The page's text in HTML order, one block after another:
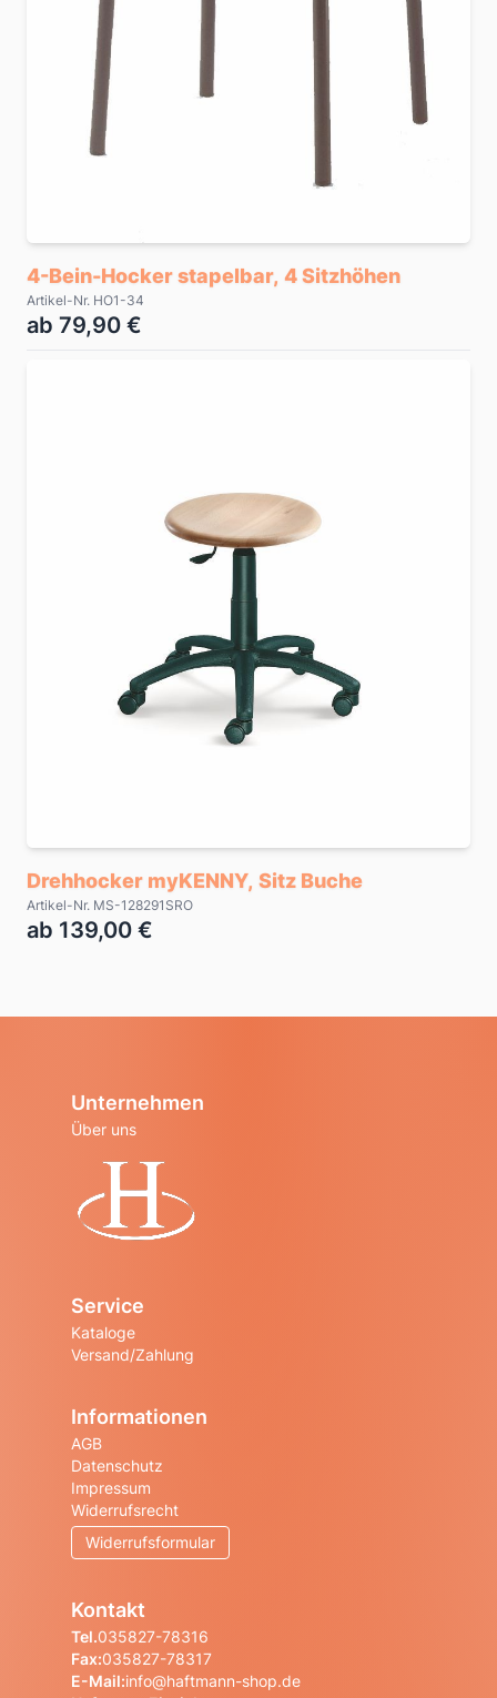
4-Bein-Hocker stapelbar, 4 Sitzhöhen
Artikel-Nr. HO1-34
ab 79,90 €
Drehhocker myKENNY, Sitz Buche
Artikel-Nr. MS-128291SRO
ab 139,00 €
Unternehmen
Über uns
Service
Kataloge
Versand/Zahlung
Informationen
AGB
Datenschutz
Impressum
Widerrufsrecht
Widerrufsformular
Kontakt
Tel.035827-78316
Fax:035827-78317
E-Mail:info@haftmann-shop.de